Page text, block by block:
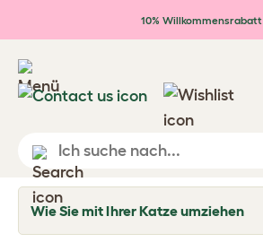
Zum Hauptinhalt springen
10% Willkommensrabatt
Wie Sie mit Ihrer Katze umziehen
T
o